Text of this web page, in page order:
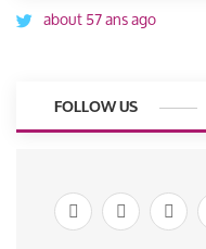
about 57 ans ago
FOLLOW US